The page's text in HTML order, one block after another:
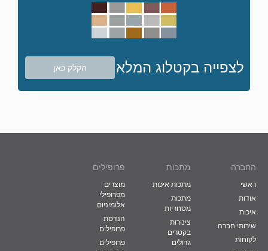
לצפייה בקטלוג המלא הקלק כאן
החברה
ראשי
אודות
איכות
שירותי חברה
לקוחות
מתכות
מתכות איכות
מתכות
מסחריות
צינורות
בקטרים
גדולים
פרופילים
מוצרים
מפרופילי
אלומיניום
הנדסת
פרופילים
פרופילים